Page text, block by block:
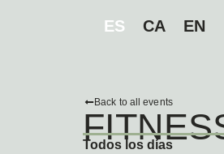
ES CA EN
Back to all events
Todos los días